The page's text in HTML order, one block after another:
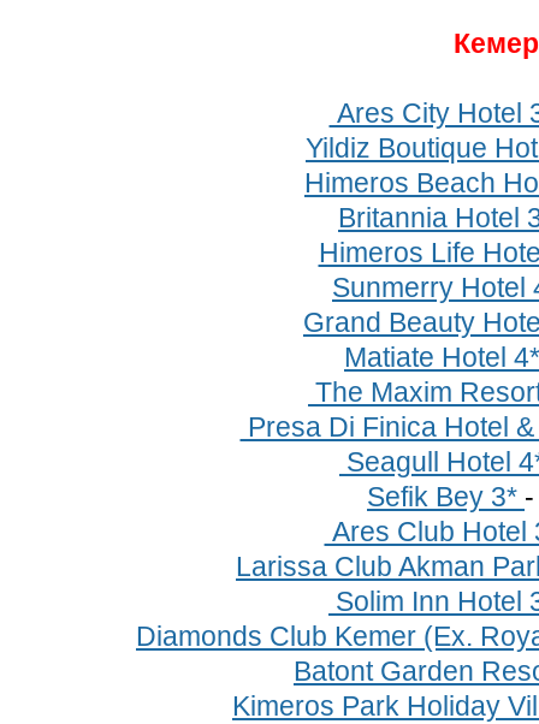
Ares City Hotel
Yildiz Boutique
Himeros Beach
Britannia Hotel
Himeros Life
Sunmerry Hotel
Grand Beauty
Matiate Hotel 4*
The Maxim
Presa Di Finica Hotel
Seagull Hotel
Sefik Bey 3*
Ares Club Hotel
Larissa Club Akman
Solim Inn Hotel
Diamonds Club Kemer (Ex.
Batont Garden
Kimeros Park Holiday